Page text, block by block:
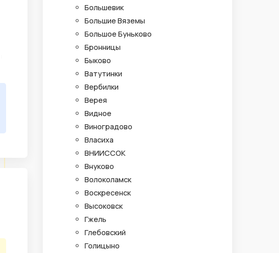
Большевик
Большие Вяземы
Большое Буньково
Бронницы
Быково
Ватутинки
Вербилки
Верея
Видное
Виноградово
Власиха
ВНИИССОК
Внуково
Волоколамск
Воскресенск
Высоковск
Гжель
Глебовский
Голицыно